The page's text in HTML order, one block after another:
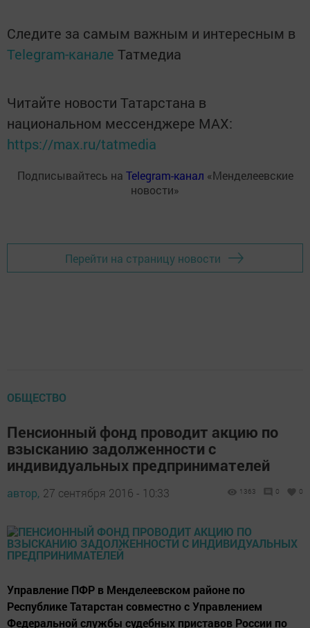
Следите за самым важным и интересным в
Telegram-канале Татмедиа
Читайте новости Татарстана в
национальном мессенджере MАХ:
https://max.ru/tatmedia
Подписывайтесь на Telegram-канал «Менделеевские
новости»
Перейти на страницу новости
ОБЩЕСТВО
Пенсионный фонд проводит акцию по
взысканию задолженности с
индивидуальных предпринимателей
автор, 27 сентября 2016 - 10:33 1363 0 0
Управление ПФР в Менделеевском районе по
Республике Татарстан совместно с Управлением
Федеральной службы судебных приставов России по